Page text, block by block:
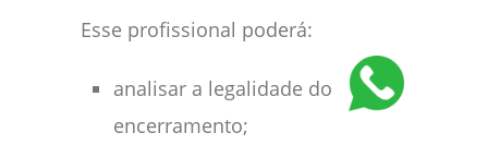
Esse profissional poderá:
analisar a legalidade do
encerramento;